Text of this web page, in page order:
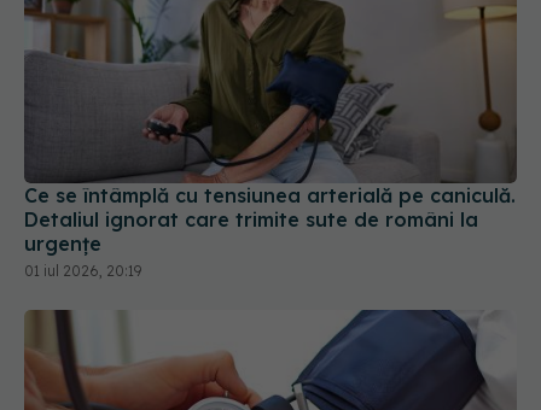
Ce se întâmplă cu tensiunea arterială pe caniculă.
Detaliul ignorat care trimite sute de români la
urgențe
01 iul 2026, 20:19